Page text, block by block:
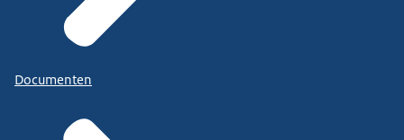
Documenten